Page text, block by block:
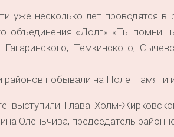
уже несколько лет проводятся в
объединения «Долг» «Ты
Гагаринского, Темкинского,
районов побывали на Поле Памяти
выступили Глава Холм-
Оленьчива, председатель